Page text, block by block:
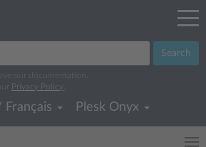
Search
our documentation.
Privacy Policy
Français Plesk Onyx